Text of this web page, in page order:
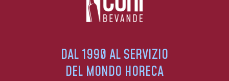
DAL 1990 AL SERVIZIO
DEL MONDO HORECA